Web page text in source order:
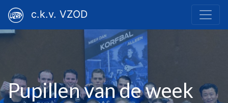
c.k.v. VZOD
Pupillen van de week